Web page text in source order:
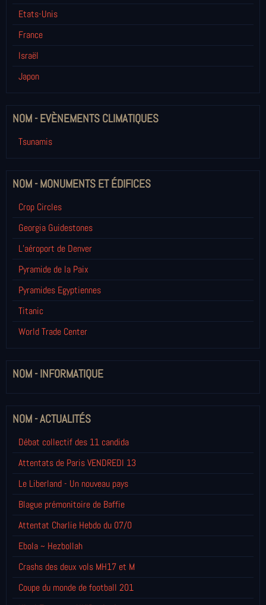
Etats-Unis
France
Israël
Japon
NOM - EVÈNEMENTS CLIMATIQUES
Tsunamis
NOM - MONUMENTS ET ÉDIFICES
Crop Circles
Georgia Guidestones
L’aéroport de Denver
Pyramide de la Paix
Pyramides Egyptiennes
Titanic
World Trade Center
NOM - INFORMATIQUE
NOM - ACTUALITÉS
Débat collectif des 11 candida
Attentats de Paris VENDREDI 13
Le Liberland - Un nouveau pays
Blague prémonitoire de Baffie
Attentat Charlie Hebdo du 07/0
Ebola ~ Hezbollah
Crashs des deux vols MH17 et M
Coupe du monde de football 201